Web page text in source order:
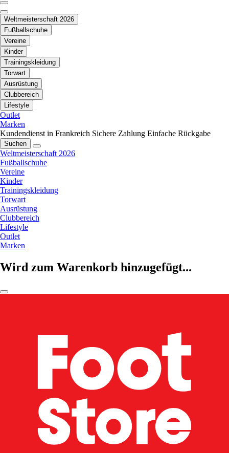
Weltmeisterschaft 2026
Fußballschuhe
Vereine
Kinder
Trainingskleidung
Torwart
Ausrüstung
Clubbereich
Lifestyle
Outlet
Marken
Kundendienst in Frankreich Sichere Zahlung Einfache Rückgabe
Suchen
Weltmeisterschaft 2026
Fußballschuhe
Vereine
Kinder
Trainingskleidung
Torwart
Ausrüstung
Clubbereich
Lifestyle
Outlet
Marken
Wird zum Warenkorb hinzugefügt...